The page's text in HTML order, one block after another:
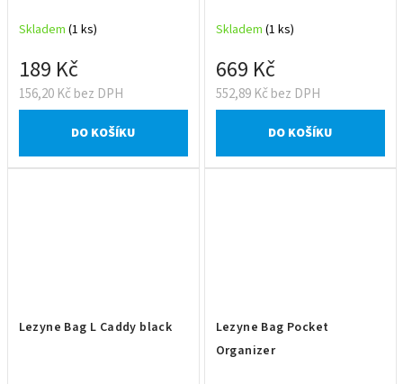
Skladem (1 ks)
156,20 Kč bez DPH
189 Kč
DO KOŠÍKU
Skladem (1 ks)
552,89 Kč bez DPH
669 Kč
DO KOŠÍKU
Lezyne Bag L Caddy black
Lezyne Bag Pocket
Organizer